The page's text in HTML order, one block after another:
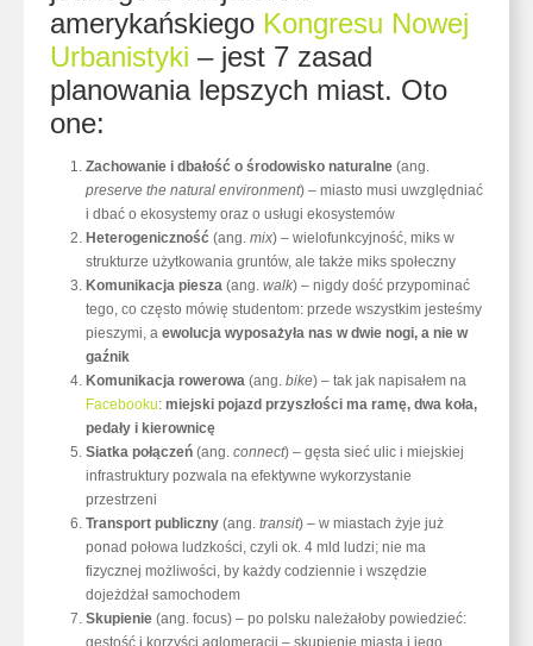
amerykańskiego Kongresu Nowej
Urbanistyki – jest 7 zasad
planowania lepszych miast. Oto
one:
Zachowanie i dbałość o środowisko naturalne (ang.
preserve the natural environment) – miasto musi uwzględniać
i dbać o ekosystemy oraz o usługi ekosystemów
Heterogeniczność (ang. mix) – wielofunkcyjność, miks w
strukturze użytkowania gruntów, ale także miks społeczny
Komunikacja piesza (ang. walk) – nigdy dość przypominać
tego, co często mówię studentom: przede wszystkim jesteśmy
pieszymi, a ewolucja wyposażyła nas w dwie nogi, a nie w
gaźnik
Komunikacja rowerowa (ang. bike) – tak jak napisałem na
Facebooku: miejski pojazd przyszłości ma ramę, dwa koła,
pedały i kierownicę
Siatka połączeń (ang. connect) – gęsta sieć ulic i miejskiej
infrastruktury pozwala na efektywne wykorzystanie
przestrzeni
Transport publiczny (ang. transit) – w miastach żyje już
ponad połowa ludzkości, czyli ok. 4 mld ludzi; nie ma
fizycznej możliwości, by każdy codziennie i wszędzie
dojeżdżał samochodem
Skupienie (ang. focus) – po polsku należałoby powiedzieć:
gęstość i korzyści aglomeracji – skupienie miasta i jego